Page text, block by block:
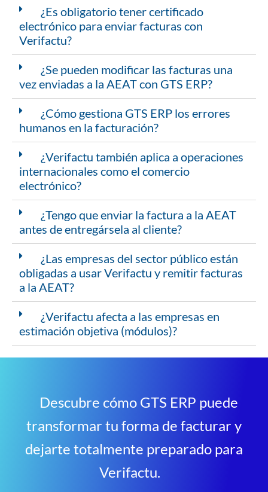
¿Es obligatorio tener certificado
electrónico para enviar facturas con
Verifactu?
¿Se pueden modificar las facturas una
vez enviadas a la AEAT con GTS ERP?
¿Cómo gestiona GTS ERP los errores
humanos en la facturación?
¿Verifactu también aplica a operaciones
internacionales como el comercio
electrónico?
¿Tengo que enviar la factura a la AEAT
antes de entregársela al cliente?
¿Las empresas del sector público están
obligadas a usar Verifactu y remitir facturas
a la AEAT?
¿Verifactu afecta a las empresas en
estimación objetiva (módulos)?
Descubre cómo GTS ERP puede
transformar tu forma de facturar y
dejarte totalmente preparado para
Verifactu.